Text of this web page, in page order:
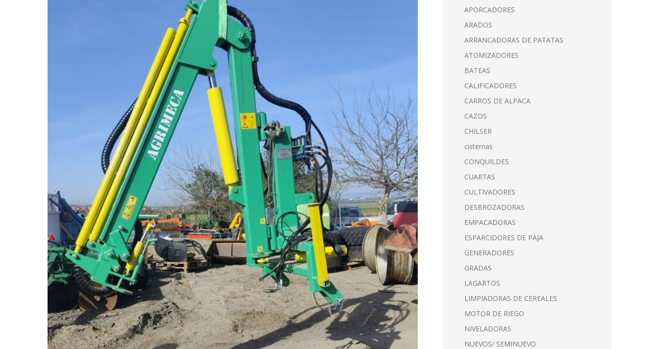
APORCADORES
ARADOS
ARRANCADORAS DE PATATAS
ATOMIZADORES
BATEAS
CALIFICADORES
CARROS DE ALPACA
CAZOS
CHILSER
cisternas
CONQUILDES
CUARTAS
CULTIVADORES
DESBROZADORAS
EMPACADORAS
ESPARCIDORES DE PAJA
GENERADORES
GRADAS
LAGARTOS
LIMPIADORAS DE CEREALES
MOTOR DE RIEGO
NIVELADORAS
NUEVOS/ SEMINUEVO